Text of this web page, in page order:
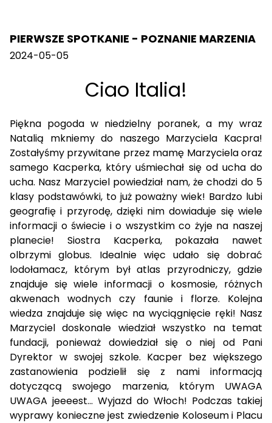
PIERWSZE SPOTKANIE - POZNANIE MARZENIA
2024-05-05
Ciao Italia!
Piękna pogoda w niedzielny poranek, a my wraz
Natalią mkniemy do naszego Marzyciela Kacpra!
Zostałyśmy przywitane przez mamę Marzyciela oraz
samego Kacperka, który uśmiechał się od ucha do
ucha. Nasz Marzyciel powiedział nam, że chodzi do 5
klasy podstawówki, to już poważny wiek! Bardzo lubi
geografię i przyrodę, dzięki nim dowiaduje się wiele
informacji o świecie i o wszystkim co żyje na naszej
planecie! Siostra Kacperka, pokazała nawet
olbrzymi globus. Idealnie więc udało się dobrać
lodołamacz, którym był atlas przyrodniczy, gdzie
znajduje się wiele informacji o kosmosie, różnych
akwenach wodnych czy faunie i florze. Kolejna
wiedza znajduje się więc na wyciągnięcie ręki! Nasz
Marzyciel doskonale wiedział wszystko na temat
fundacji, ponieważ dowiedział się o niej od Pani
Dyrektor w swojej szkole. Kacper bez większego
zastanowienia podzielił się z nami informacją
dotyczącą swojego marzenia, którym UWAGA
UWAGA jeeeest... Wyjazd do Włoch! Podczas takiej
wyprawy konieczne jest zwiedzenie Koloseum i Placu